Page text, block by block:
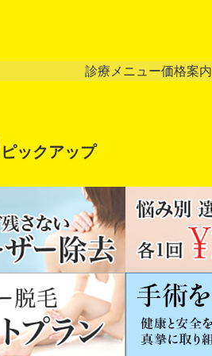
診療メニュー価格案内
ピックアップ